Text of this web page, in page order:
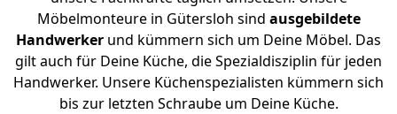
Möbelmonteure in Gütersloh sind ausgebildete
Handwerker und kümmern sich um Deine Möbel. Das
gilt auch für Deine Küche, die Spezialdisziplin für jeden
Handwerker. Unsere Küchenspezialisten kümmern sich
bis zur letzten Schraube um Deine Küche.